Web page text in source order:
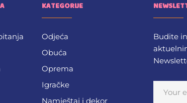
KATEGORIJE
Odjeća
Obuća
Oprema
Igračke
Namještaj i dekor
Budite